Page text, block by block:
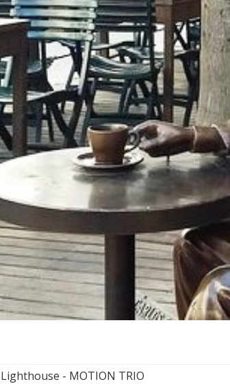
Lighthouse - MOTION TRIO